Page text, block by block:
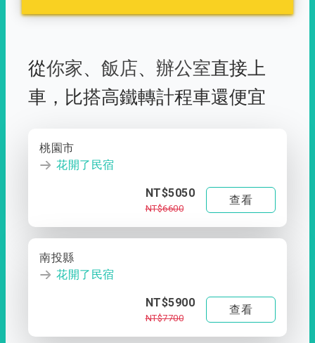
從你家、 飯店、 辦公室直接上
車， 比搭高鐵轉計程車還便宜
桃園市
花開了民宿
NT$5050
NT$6600
查看
南投縣
花開了民宿
NT$5900
NT$7700
查看